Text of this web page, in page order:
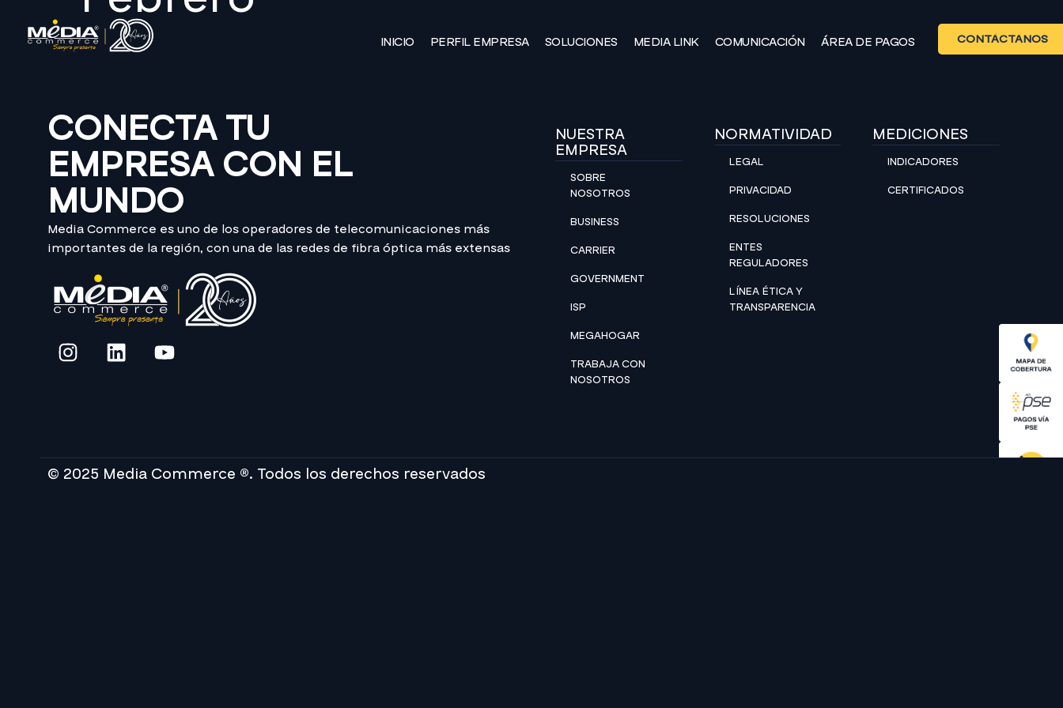
INICIO PERFIL EMPRESA SOLUCIONES MEDIA LINK COMUNICACIÓN ÁREA DE PAGOS CONTÁCTANOS
CONECTA TU
EMPRESA CON EL
MUNDO
Media Commerce es uno de los operadores de telecomunicaciones más
importantes de la región, con una de las redes de fibra óptica más extensas
NUESTRA
EMPRESA
SOBRE
NOSOTROS
BUSINESS
CARRIER
GOVERNMENT
ISP
MEGAHOGAR
TRABAJA CON
NOSOTROS
NORMATIVIDAD
LEGAL
PRIVACIDAD
RESOLUCIONES
ENTES
REGULADORES
LÍNEA ÉTICA Y
TRANSPARENCIA
MEDICIONES
INDICADORES
CERTIFICADOS
© 2025 Media Commerce ®. Todos los derechos reservados